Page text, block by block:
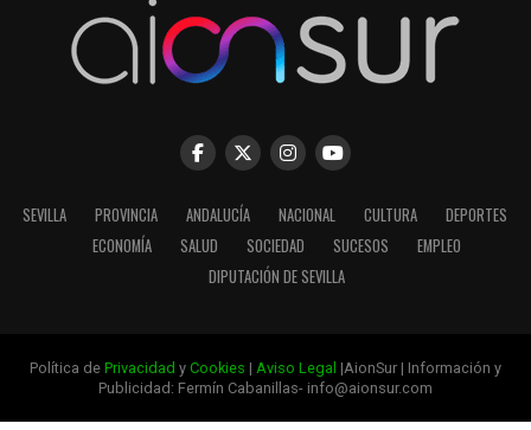
SEVILLA PROVINCIA ANDALUCÍA NACIONAL CULTURA
DEPORTES
ECONOMÍA
SALUD SOCIEDAD SUCESOS
EMPLEO
DIPUTACIÓN DE SEVILLA
Política de Privacidad y Cookies | Aviso Legal |AionSur | Información y
Publicidad: Fermín Cabanillas- info@aionsur.com